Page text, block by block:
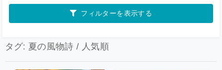
フィルターを表示する
タグ: 夏の風物詩 / 人気順